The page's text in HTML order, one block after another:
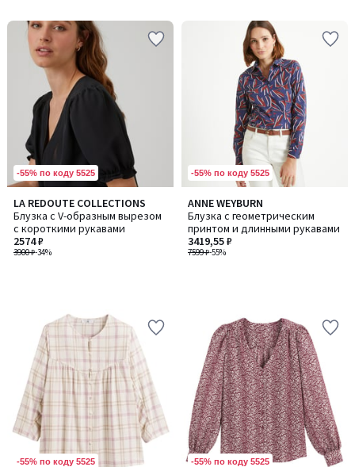
-55% по коду 5525
LA REDOUTE COLLECTIONS
Блузка с V-образным вырезом
с короткими рукавами
3900 ₽-34%
2574 ₽
-55% по коду 5525
ANNE WEYBURN
Блузка с геометрическим
принтом и длинными рукавами
7599 ₽-55%
3419,55 ₽
-55% по коду 5525 -55% по коду 5525